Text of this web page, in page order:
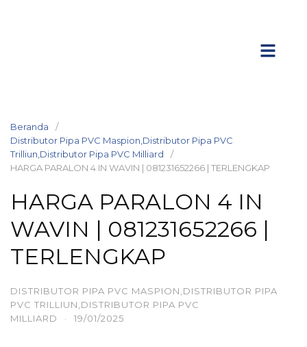
Beranda
Distributor Pipa PVC Maspion,Distributor Pipa PVC
Trilliun,Distributor Pipa PVC Milliard
HARGA PARALON 4 IN WAVIN | 081231652266 | TERLENGKAP
HARGA PARALON 4 IN
WAVIN | 081231652266 |
TERLENGKAP
DISTRIBUTOR PIPA PVC MASPION,DISTRIBUTOR PIPA
PVC TRILLIUN,DISTRIBUTOR PIPA PVC
MILLIARD
· 19/01/2025